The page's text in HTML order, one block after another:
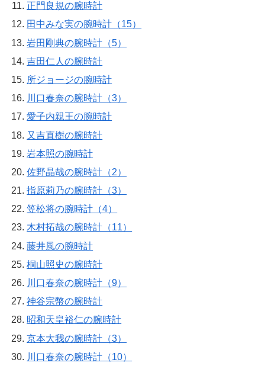
正門良規の腕時計
田中みな実の腕時計（15）
岩田剛典の腕時計（5）
吉田仁人の腕時計
所ジョージの腕時計
川口春奈の腕時計（3）
愛子内親王の腕時計
又吉直樹の腕時計
岩本照の腕時計
佐野晶哉の腕時計（2）
指原莉乃の腕時計（3）
笠松将の腕時計（4）
木村拓哉の腕時計（11）
藤井風の腕時計
桐山照史の腕時計
川口春奈の腕時計（9）
神谷宗幣の腕時計
昭和天皇裕仁の腕時計
京本大我の腕時計（3）
川口春奈の腕時計（10）